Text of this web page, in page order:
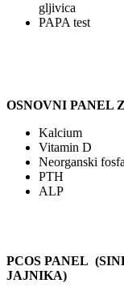
gljivica
PAPA test
OSNOVNI
Kalcium
Vitamin D
Neorganski
PTH
ALP
PCOS PANEL